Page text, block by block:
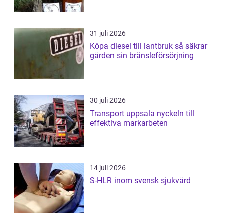
31 juli 2026
Köpa diesel till lantbruk så säkrar
gården sin bränsleförsörjning
30 juli 2026
Transport uppsala nyckeln till
effektiva markarbeten
14 juli 2026
S-HLR inom svensk sjukvård